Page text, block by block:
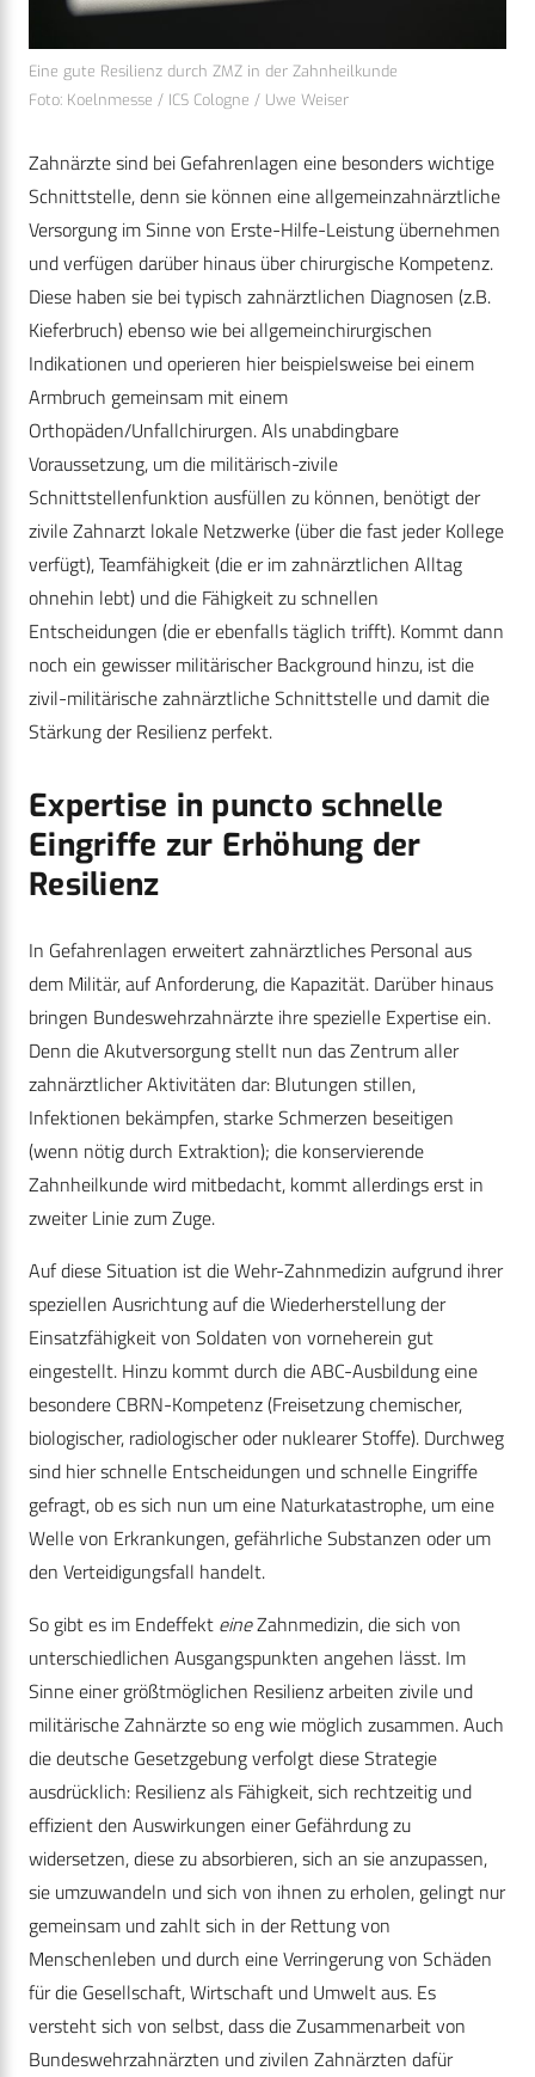
Eine gute Resilienz durch ZMZ in der Zahnheilkunde
Foto: Koelnmesse / ICS Cologne / Uwe Weiser
Zahnärzte sind bei Gefahrenlagen eine besonders wichtige
Schnittstelle, denn sie können eine allgemeinzahnärztliche
Versorgung im Sinne von Erste-Hilfe-Leistung übernehmen
und verfügen darüber hinaus über chirurgische Kompetenz.
Diese haben sie bei typisch zahnärztlichen Diagnosen (z.B.
Kieferbruch) ebenso wie bei allgemeinchirurgischen
Indikationen und operieren hier beispielsweise bei einem
Armbruch gemeinsam mit einem
Orthopäden/Unfallchirurgen. Als unabdingbare
Voraussetzung, um die militärisch-zivile
Schnittstellenfunktion ausfüllen zu können, benötigt der
zivile Zahnarzt lokale Netzwerke (über die fast jeder Kollege
verfügt), Teamfähigkeit (die er im zahnärztlichen Alltag
ohnehin lebt) und die Fähigkeit zu schnellen
Entscheidungen (die er ebenfalls täglich trifft). Kommt dann
noch ein gewisser militärischer Background hinzu, ist die
zivil-militärische zahnärztliche Schnittstelle und damit die
Stärkung der Resilienz perfekt.
Expertise in puncto schnelle
Eingriffe zur Erhöhung der
Resilienz
In Gefahrenlagen erweitert zahnärztliches Personal aus
dem Militär, auf Anforderung, die Kapazität. Darüber hinaus
bringen Bundeswehrzahnärzte ihre spezielle Expertise ein.
Denn die Akutversorgung stellt nun das Zentrum aller
zahnärztlicher Aktivitäten dar: Blutungen stillen,
Infektionen bekämpfen, starke Schmerzen beseitigen
(wenn nötig durch Extraktion); die konservierende
Zahnheilkunde wird mitbedacht, kommt allerdings erst in
zweiter Linie zum Zuge.
Auf diese Situation ist die Wehr-Zahnmedizin aufgrund ihrer
speziellen Ausrichtung auf die Wiederherstellung der
Einsatzfähigkeit von Soldaten von vorneherein gut
eingestellt. Hinzu kommt durch die ABC-Ausbildung eine
besondere CBRN-Kompetenz (Freisetzung chemischer,
biologischer, radiologischer oder nuklearer Stoffe). Durchweg
sind hier schnelle Entscheidungen und schnelle Eingriffe
gefragt, ob es sich nun um eine Naturkatastrophe, um eine
Welle von Erkrankungen, gefährliche Substanzen oder um
den Verteidigungsfall handelt.
So gibt es im Endeffekt eineZahnmedizin, die sich von
unterschiedlichen Ausgangspunkten angehen lässt. Im
Sinne einer größtmöglichen Resilienz arbeiten zivile und
militärische Zahnärzte so eng wie möglich zusammen. Auch
die deutsche Gesetzgebung verfolgt diese Strategie
ausdrücklich: Resilienz als Fähigkeit, sich rechtzeitig und
effizient den Auswirkungen einer Gefährdung zu
widersetzen, diese zu absorbieren, sich an sie anzupassen,
sie umzuwandeln und sich von ihnen zu erholen, gelingt nur
gemeinsam und zahlt sich in der Rettung von
Menschenleben und durch eine Verringerung von Schäden
für die Gesellschaft, Wirtschaft und Umwelt aus. Es
versteht sich von selbst, dass die Zusammenarbeit von
Bundeswehrzahnärzten und zivilen Zahnärzten dafür